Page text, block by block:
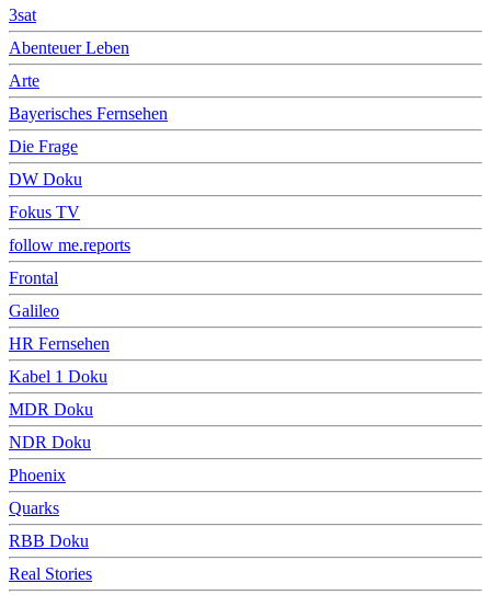
3sat
Abenteuer Leben
Arte
Bayerisches Fernsehen
Die Frage
DW Doku
Fokus TV
follow me.reports
Frontal
Galileo
HR Fernsehen
Kabel 1 Doku
MDR Doku
NDR Doku
Phoenix
Quarks
RBB Doku
Real Stories